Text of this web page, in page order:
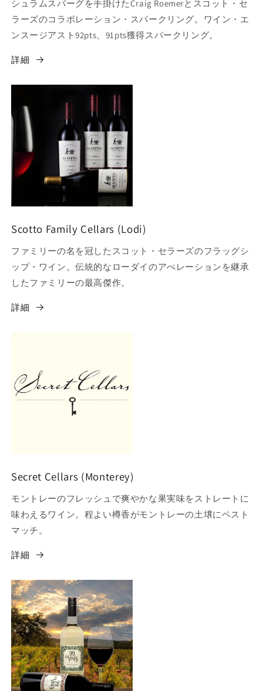
シュラムスバーグを手掛けたCraig Roemerとスコット・セ
ラーズのコラボレーション・スパークリング。ワイン・エ
ンスージアスト92pts、91pts獲得スパークリング。
詳細
Scotto Family Cellars (Lodi)
ファミリーの名を冠したスコット・セラーズのフラッグシ
ップ・ワイン。伝統的なローダイのアぺレーションを継承
したファミリーの最高傑作。
詳細
Secret Cellars (Monterey)
モントレーのフレッシュで爽やかな果実味をストレートに
味わえるワイン。程よい樽香がモントレーの土壌にベスト
マッチ。
詳細